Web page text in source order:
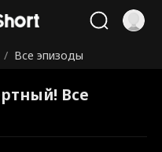
/ Все эпизоды
Все